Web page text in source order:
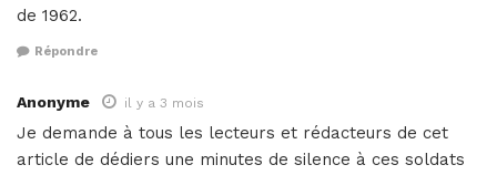
de 1962.
Répondre
Anonyme il y a 3 mois
Je demande à tous les lecteurs et rédacteurs de cet
article de dédiers une minutes de silence à ces soldats